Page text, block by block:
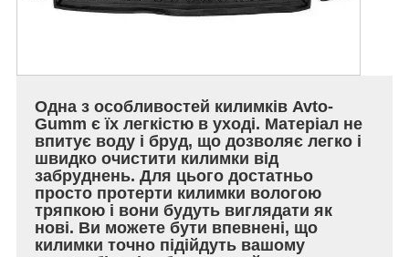
Одна з особливостей килимків Avto-
Gumm є їх легкістю в уході. Матеріал не
впитує воду і бруд, що дозволяє легко і
швидко очистити килимки від
забруднень. Для цього достатньо
просто протерти килимки вологою
тряпкою і вони будуть виглядати як
нові. Ви можете бути впевнені, що
килимки точно підійдуть вашому